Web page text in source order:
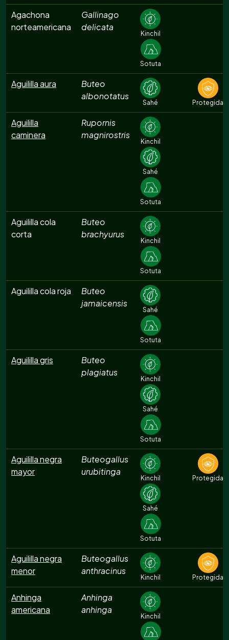
Agachona
norteamericana
Gallinago
delicata
Kinchil
Sotuta
Aguililla aura
Buteo
albonotatus
Sahé Protegida
Aguililla
caminera
Rupornis
magnirostris
Kinchil
Sahé
Sotuta
Aguililla cola
corta
Buteo
brachyurus
Kinchil
Sotuta
Aguililla cola roja
Buteo
jamaicensis
Sahé
Sotuta
Aguililla gris
Buteo
plagiatus
Kinchil
Sahé
Sotuta
Aguililla negra
mayor
Buteogallus
urubitinga
Kinchil
Sahé
Sotuta
Protegida
Aguililla negra
menor
Buteogallus
anthracinus
Kinchil Protegida
Anhinga
americana
Anhinga
anhinga
Kinchil